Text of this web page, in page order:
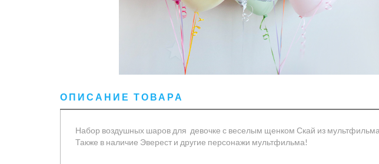
ОПИСАНИЕ ТОВАРА
Набор воздушных шаров для девочке с веселым щенком Скай из
Также в наличие Эверест и другие персонажи мультфильма!